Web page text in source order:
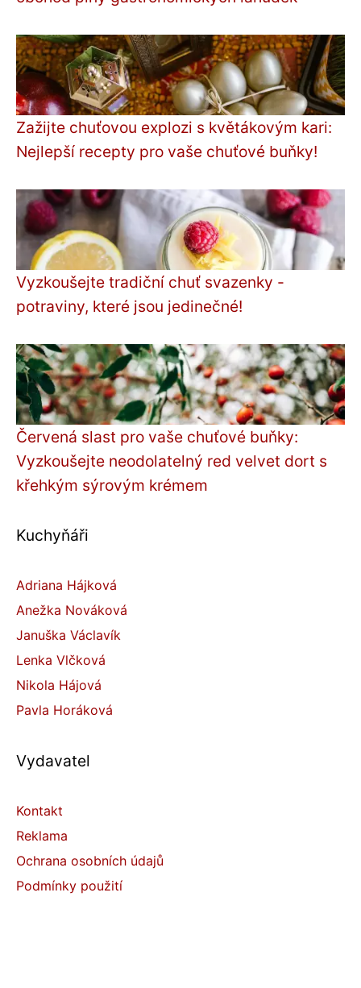
Zažijte chuťovou explozi s květákovým kari:
Nejlepší recepty pro vaše chuťové buňky!
Vyzkoušejte tradiční chuť svazenky -
potraviny, které jsou jedinečné!
Červená slast pro vaše chuťové buňky:
Vyzkoušejte neodolatelný red velvet dort s
křehkým sýrovým krémem
Kuchyňáři
Adriana Hájková
Anežka Nováková
Januška Václavík
Lenka Vlčková
Nikola Hájová
Pavla Horáková
Vydavatel
Kontakt
Reklama
Ochrana osobních údajů
Podmínky použití